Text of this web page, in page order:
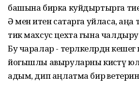
башына бирка куйдыртырга
Ә менә итен сатарга уйласа, аңа
тик махсус цехта гына чалдыру
Бу чаралар - терлкеләрдән
йогышлы авыруларны кисәтү
адым, дип аңлатма бирә